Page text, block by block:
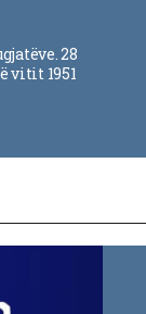
28
vitit 1951